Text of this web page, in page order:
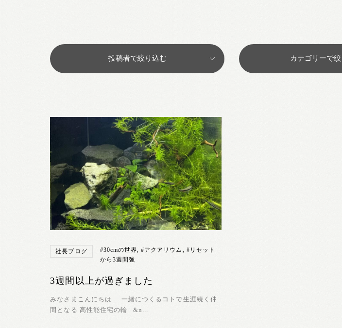
社長ブログ #30cmの世界 ,#アクアリウム
#リセット
から3週間強
3週間以上が過ぎました
みなさまこんにちは 一緒につくるコトで生涯続く仲
間となる 高性能住宅の輪 &n...